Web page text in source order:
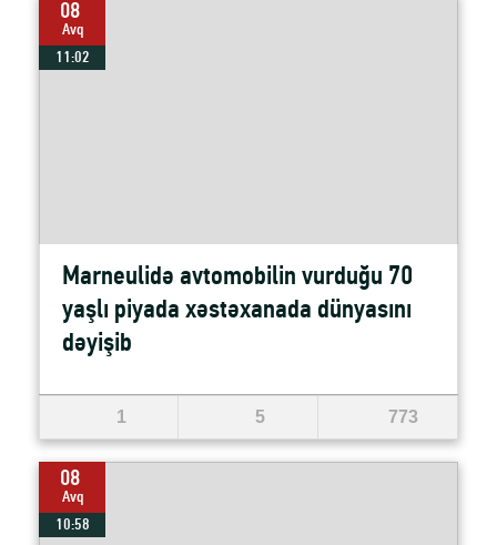
08
Avq
11:02
Marneulidə avtomobilin vurduğu 70
yaşlı piyada xəstəxanada dünyasını
dəyişib
1 5 773
08
Avq
10:58